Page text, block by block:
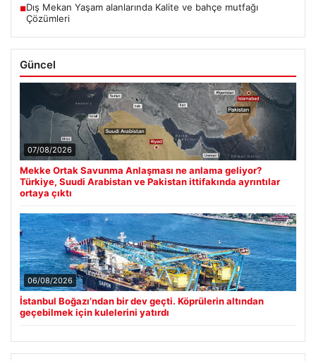
■Dış Mekan Yaşam alanlarında Kalite ve bahçe mutfağı
Çözümleri
Güncel
07/08/2026
Mekke Ortak Savunma Anlaşması ne anlama geliyor?
Türkiye, Suudi Arabistan ve Pakistan ittifakında ayrıntılar
ortaya çıktı
06/08/2026
İstanbul Boğazı’ndan bir dev geçti. Köprülerin altından
geçebilmek için kulelerini yatırdı